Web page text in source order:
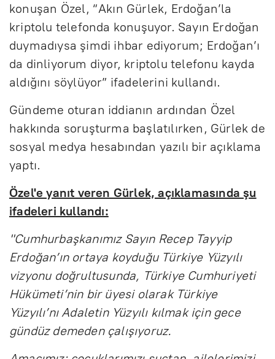
konuşan Özel, “Akın Gürlek, Erdoğan’la
kriptolu telefonda konuşuyor. Sayın Erdoğan
duymadıysa şimdi ihbar ediyorum; Erdoğan’ı
da dinliyorum diyor, kriptolu telefonu kayda
aldığını söylüyor” ifadelerini kullandı.
Gündeme oturan iddianın ardından Özel
hakkında soruşturma başlatılırken, Gürlek de
sosyal medya hesabından yazılı bir açıklama
yaptı.
Özel'e yanıt veren Gürlek, açıklamasında şu
ifadeleri kullandı:
"Cumhurbaşkanımız Sayın Recep Tayyip
Erdoğan’ın ortaya koyduğu Türkiye Yüzyılı
vizyonu doğrultusunda, Türkiye Cumhuriyeti
Hükümeti’nin bir üyesi olarak Türkiye
Yüzyılı’nı Adaletin Yüzyılı kılmak için gece
gündüz demeden çalışıyoruz.